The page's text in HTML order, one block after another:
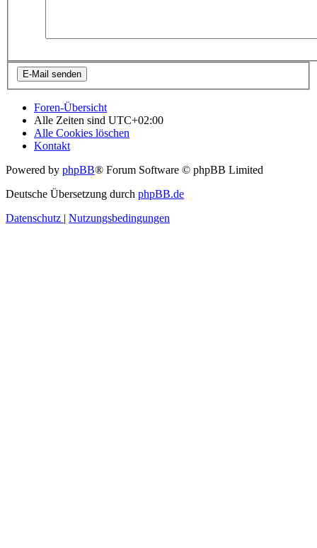
Foren-Übersicht
Alle Zeiten sind UTC+02:00
Alle Cookies löschen
Kontakt
Powered by phpBB® Forum Software © phpBB Limited
Deutsche Übersetzung durch phpBB.de
Datenschutz
Nutzungsbedingungen